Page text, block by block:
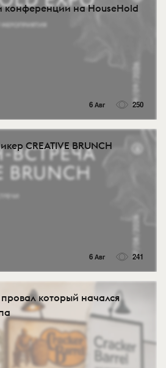
конференции на HouseHold
6 Авг 250
CREATIVE BRUNCH
6 Авг 241
который начался